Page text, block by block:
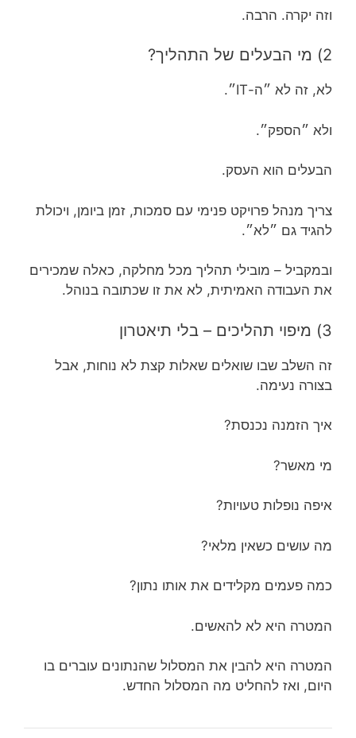
וזה יקרה. הרבה.
2) מי הבעלים של התהליך?
לא, זה לא ״ה-IT״.
ולא ״הספק״.
הבעלים הוא העסק.
צריך מנהל פרויקט פנימי עם סמכות, זמן ביומן, ויכולת
להגיד גם ״לא״.
ובמקביל – מובילי תהליך מכל מחלקה, כאלה שמכירים
את העבודה האמיתית, לא את זו שכתובה בנוהל.
3) מיפוי תהליכים – בלי תיאטרון
זה השלב שבו שואלים שאלות קצת לא נוחות, אבל
בצורה נעימה.
איך הזמנה נכנסת?
מי מאשר?
איפה נופלות טעויות?
מה עושים כשאין מלאי?
כמה פעמים מקלידים את אותו נתון?
המטרה היא לא להאשים.
המטרה היא להבין את המסלול שהנתונים עוברים בו
היום, ואז להחליט מה המסלול החדש.